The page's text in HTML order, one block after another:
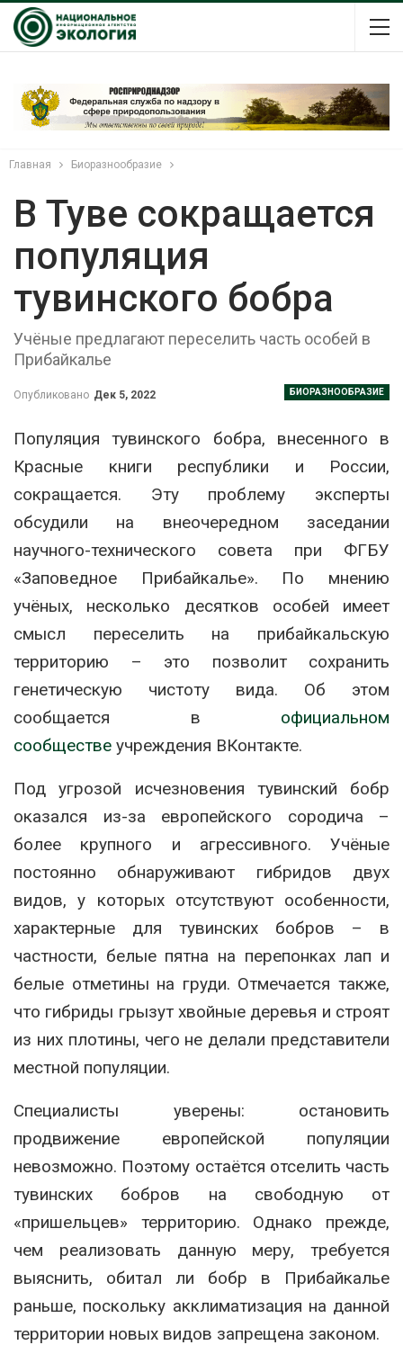
Главная Биоразнообразие
В Туве сокращается
популяция
тувинского бобра
Учёные предлагают переселить часть особей в
Прибайкалье
БИОРАЗНООБРАЗИЕ
Опубликовано Дек 5, 2022
Популяция тувинского бобра, внесенного в
Красные книги республики и России,
сокращается. Эту проблему эксперты
обсудили на внеочередном заседании
научного-технического совета при ФГБУ
«Заповедное Прибайкалье». По мнению
учёных, несколько десятков особей имеет
смысл переселить на прибайкальскую
территорию – это позволит сохранить
генетическую чистоту вида. Об этом
сообщается в официальном
сообществе учреждения ВКонтакте.
Под угрозой исчезновения тувинский бобр
оказался из-за европейского сородича –
более крупного и агрессивного. Учёные
постоянно обнаруживают гибридов двух
видов, у которых отсутствуют особенности,
характерные для тувинских бобров – в
частности, белые пятна на перепонках лап и
белые отметины на груди. Отмечается также,
что гибриды грызут хвойные деревья и строят
из них плотины, чего не делали представители
местной популяции.
Специалисты уверены: остановить
продвижение европейской популяции
невозможно. Поэтому остаётся отселить часть
тувинских бобров на свободную от
«пришельцев» территорию. Однако прежде,
чем реализовать данную меру, требуется
выяснить, обитал ли бобр в Прибайкалье
раньше, поскольку акклиматизация на данной
территории новых видов запрещена законом.